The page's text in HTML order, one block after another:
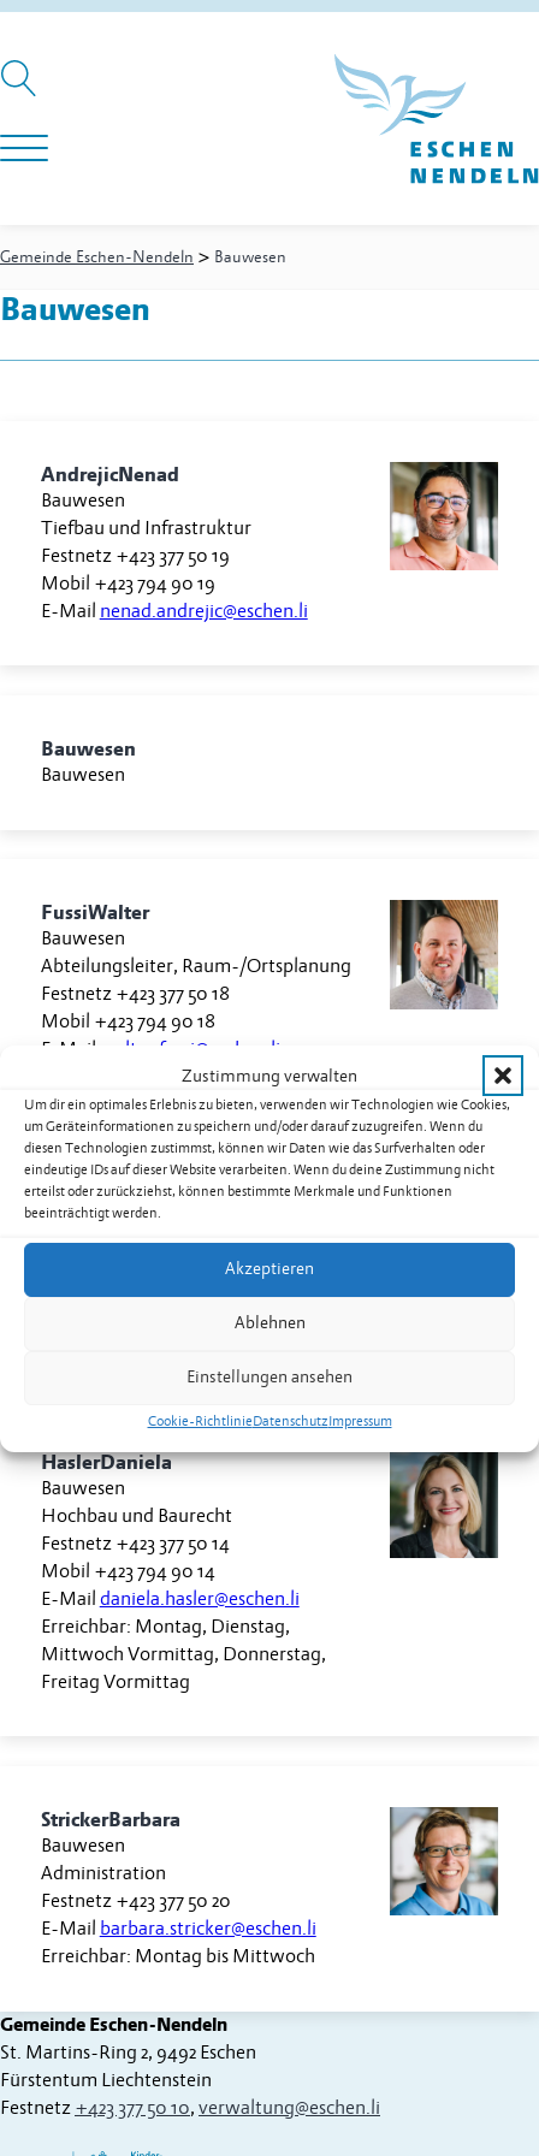
Zustimmung verwalten
Um dir ein optimales Erlebnis zu bieten, verwenden wir Technologien wie Cookies,
um Geräteinformationen zu speichern und/oder darauf zuzugreifen. Wenn du
diesen Technologien zustimmst, können wir Daten wie das Surfverhalten oder
eindeutige IDs auf dieser Website verarbeiten. Wenn du deine Zustimmung nicht
erteilst oder zurückziehst, können bestimmte Merkmale und Funktionen
beeinträchtigt werden.
Akzeptieren
Ablehnen
Einstellungen ansehen
Cookie-RichtlinieDatenschutzImpressum
Gemeinde Eschen-Nendeln > Bauwesen
Bauwesen
AndrejicNenad
Bauwesen
Tiefbau und Infrastruktur
Festnetz +423 377 50 19
Mobil +423 794 90 19
E-Mail nenad.andrejic@eschen.li
Bauwesen
Bauwesen
FussiWalter
Bauwesen
Abteilungsleiter, Raum-/Ortsplanung
Festnetz +423 377 50 18
Mobil +423 794 90 18
E-Mail
walter.fussi@eschen.li
GamperPeter
Bauwesen
Liegenschaften und Hochbau
+423 377 50 21
Mobil+423 794 90 21
peter.gamper@eschen.li
HaslerDaniela
Bauwesen
Hochbau und Baurecht
Festnetz +423 377 50 14
Mobil +423 794 90 14
E-Mail daniela.hasler@eschen.li
Erreichbar: Montag, Dienstag,
Mittwoch Vormittag, Donnerstag,
Freitag Vormittag
StrickerBarbara
Bauwesen
Administration
Festnetz +423 377 50 20
E-Mail barbara.stricker@eschen.li
Erreichbar: Montag bis Mittwoch
Gemeinde Eschen-Nendeln
St. Martins-Ring 2, 9492 Eschen
Fürstentum Liechtenstein
Festnetz +423 377 50 10, verwaltung@eschen.li